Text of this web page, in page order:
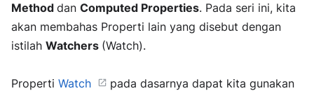
Method dan Computed Properties. Pada seri ini, kita
akan membahas Properti lain yang disebut dengan
istilah Watchers (Watch).
Properti Watch
pada dasarnya dapat kita gunakan